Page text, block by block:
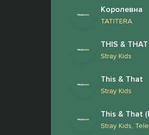
Королевна
TATITERA
Stray Kids
This & That
Stray Kids
Stray Kids, Tele